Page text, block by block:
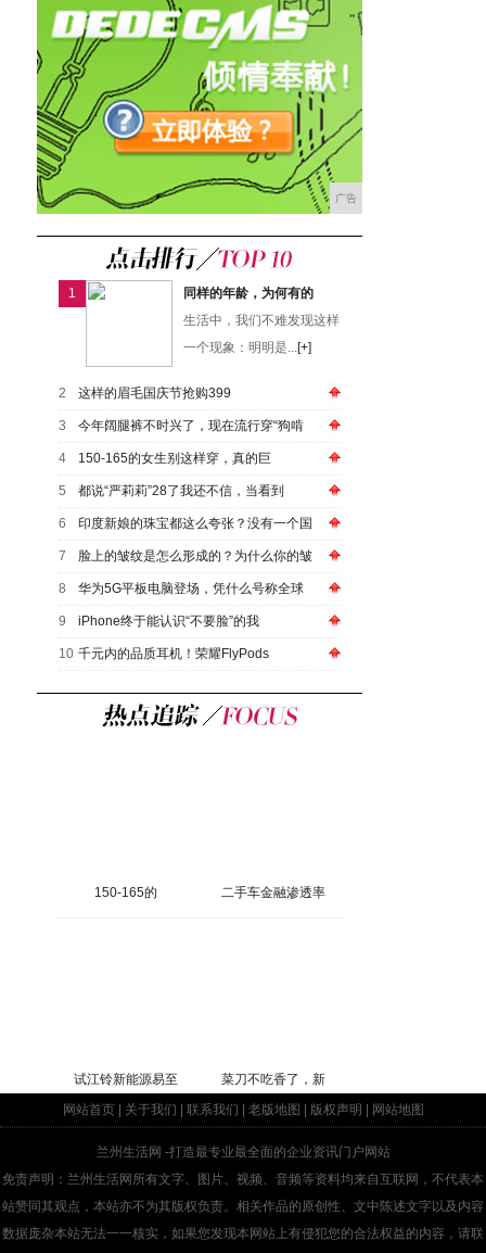
广告
1
同样的年龄，为何有的
生活中，我们不难发现这样
一个现象：明明是...[+]
2 这样的眉毛国庆节抢购399
3 今年阔腿裤不时兴了，现在流行穿“狗啃
4 150-165的女生别这样穿，真的巨
5 都说“严莉莉”28了我还不信，当看到
6 印度新娘的珠宝都这么夸张？没有一个国
7 脸上的皱纹是怎么形成的？为什么你的皱
8 华为5G平板电脑登场，凭什么号称全球
9 iPhone终于能认识“不要脸”的我
10 千元内的品质耳机！荣耀FlyPods
150-165的 二手车金融渗透率
试江铃新能源易至
菜刀不吃香了，新
网站首页| 关于我们 | 联系我们 | 老版地图 | 版权声明 | 网站地图
兰州生活网 -打造最专业最全面的企业资讯门户网站
免责声明：兰州生活网所有文字、图片、视频、音频等资料均来自互联网，不代表本
站赞同其观点，本站亦不为其版权负责。相关作品的原创性、文中陈述文字以及内容
数据庞杂本站无法一一核实，如果您发现本网站上有侵犯您的合法权益的内容，请联